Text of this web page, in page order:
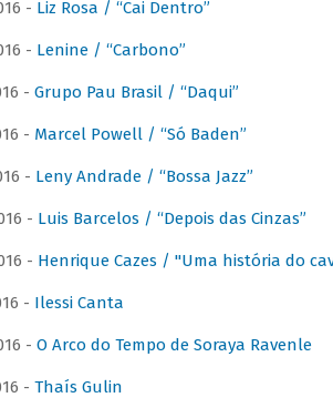
- Liz Rosa / “Cai Dentro”
- Lenine / “Carbono”
- Grupo Pau Brasil / “Daqui”
- Marcel Powell / “Só Baden”
- Leny Andrade / “Bossa Jazz”
- Luis Barcelos / “Depois das Cinzas”
- Henrique Cazes / "Uma história do
- Ilessi Canta
- O Arco do Tempo de Soraya Ravenle
- Thaís Gulin